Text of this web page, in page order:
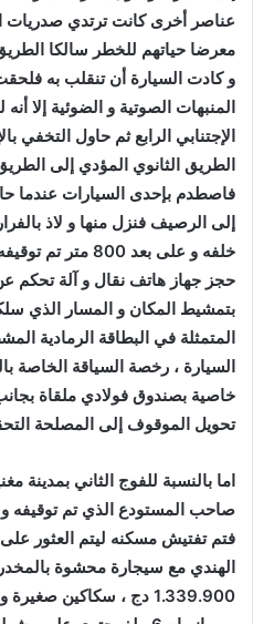
عناصر أخرى كانت ترتدي صدريات
معرضا حياتهم للخطر سالكا
و كادت السيارة أن تنقلب به
المنبهات الصوتية و الضوئية إلا
الإجتنابي الرابع ثم حاول
الطريق الثانوي المؤدي إلى
فاصطدم بإحدى السيارات عندما
إلى الرصيف فنزل منها و لاذ
خلفه و على بعد 800 متر تم توقيفه، عملية تفتيشه
حجز جهاز هاتف نقال و آلة تحكم
بتمشيط المكان و المسار الذي
المتمثلة في البطاقة الرمادية
السيارة ، رخصة السياقة الخاصة
خاصية بصندوق فولادي ملقاة
تحويل الموقوف إلى المصلحة
اما بالنسبة للفوج الثاني بمدينة
صاحب المستودع الذي تم توقيفه
فتم تفتيش مسكنه ليتم العثور
الهندي مع سيجارة محشوة
1.339.900 دج ، سكاكين